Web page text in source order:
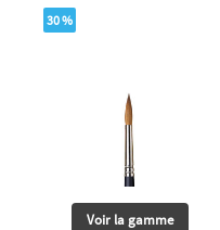
30 %
Voir la gamme